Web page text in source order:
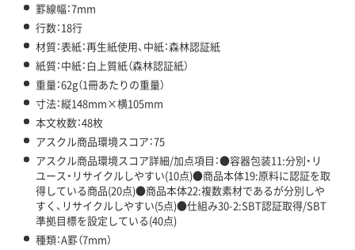
罫線幅：7mm
行数：18行
材質：表紙：再生紙使用、中紙：森林認証紙
紙質：中紙：白上質紙（森林認証紙）
重量：62g（1冊あたりの重量）
寸法：縦148mm×横105mm
本文枚数：48枚
アスクル商品環境スコア：75
アスクル商品環境スコア詳細/加点項目：●容器包装11:分別・リ
ユース・リサイクルしやすい(10点)●商品本体19:原料に認証を取
得している商品(20点)●商品本体22:複数素材であるが分別しや
すく、リサイクルしやすい(5点)●仕組み30-2:SBT認証取得/SBT
準拠目標を設定している(40点)
種類：A罫（7mm）